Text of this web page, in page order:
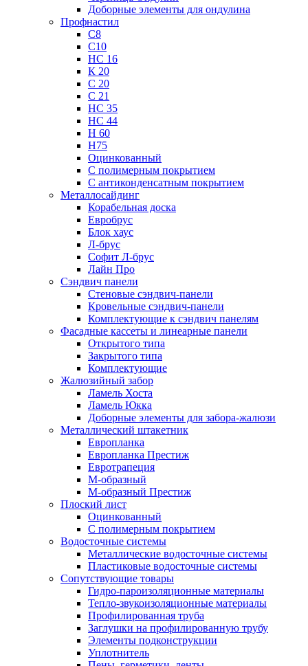
Доборные элементы для ондулина
Профнастил
С8
С10
НС 16
К 20
С 20
С 21
НС 35
НС 44
Н 60
Н75
Оцинкованный
С полимерным покрытием
С антиконденсатным покрытием
Металлосайдинг
Корабельная доска
Евробрус
Блок хаус
Л-брус
Софит Л-брус
Лайн Про
Сэндвич панели
Стеновые сэндвич-панели
Кровельные сэндвич-панели
Комплектующие к сэндвич панелям
Фасадные кассеты и линеарные панели
Открытого типа
Закрытого типа
Комплектующие
Жалюзийный забор
Ламель Хоста
Ламель Юкка
Доборные элементы для забора-жалюзи
Металлический штакетник
Европланка
Европланка Престиж
Евротрапеция
М-образный
М-образный Престиж
Плоский лист
Оцинкованный
С полимерным покрытием
Водосточные системы
Металлические водосточные системы
Пластиковые водосточные системы
Сопутствующие товары
Гидро-пароизоляционные материалы
Тепло-звукоизоляционные материалы
Профилированная труба
Заглушки на профилированную трубу
Элементы подконструкции
Уплотнитель